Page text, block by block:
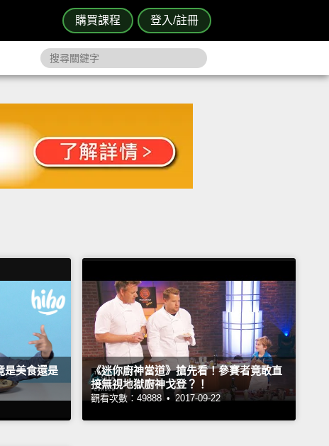
購買課程 登入/註冊
是美食還是
《迷你廚神當道》搶先看！參賽者竟敢直
接無視地獄廚神戈登？！
觀看次數：49888 • 2017-09-22